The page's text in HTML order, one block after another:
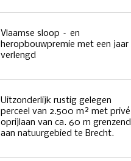
Vlaamse sloop – en
heropbouwpremie met een jaar
verlengd
Uitzonderlijk rustig gelegen
perceel van 2.500 m² met privé
oprijlaan van ca. 60 m grenzend
aan natuurgebied te Brecht.